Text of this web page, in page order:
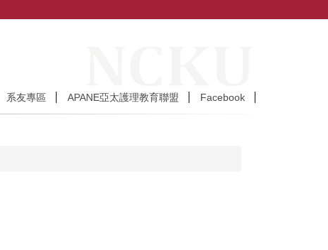
系友專區 APANE亞太護理教育聯盟 Facebook